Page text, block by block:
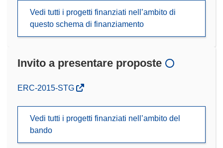
Vedi tutti i progetti finanziati nell’ambito di
questo schema di finanziamento
Invito a presentare proposte
(si
nuova
ERC-2015-STG
Vedi tutti i progetti finanziati nell’ambito del
bando